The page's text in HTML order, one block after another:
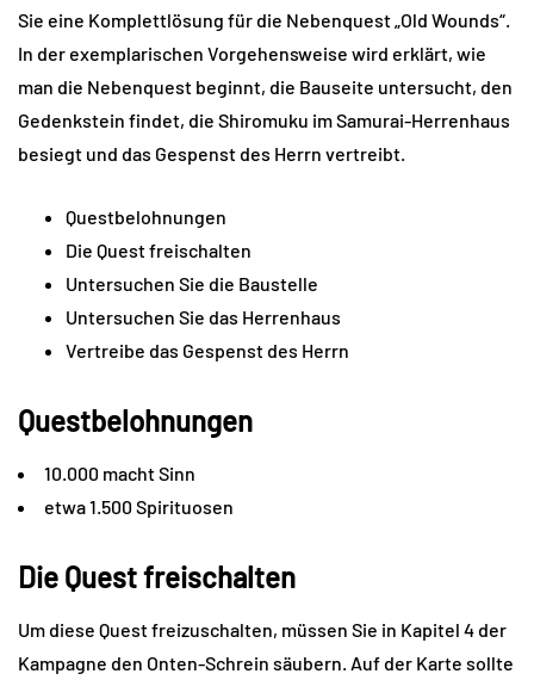
Sie eine Komplettlösung für die Nebenquest „Old Wounds“.
In der exemplarischen Vorgehensweise wird erklärt, wie
man die Nebenquest beginnt, die Bauseite untersucht, den
Gedenkstein findet, die Shiromuku im Samurai-Herrenhaus
besiegt und das Gespenst des Herrn vertreibt.
Questbelohnungen
Die Quest freischalten
Untersuchen Sie die Baustelle
Untersuchen Sie das Herrenhaus
Vertreibe das Gespenst des Herrn
Questbelohnungen
10.000 macht Sinn
etwa 1.500 Spirituosen
Die Quest freischalten
Um diese Quest freizuschalten, müssen Sie in Kapitel 4 der
Kampagne den Onten-Schrein säubern. Auf der Karte sollte